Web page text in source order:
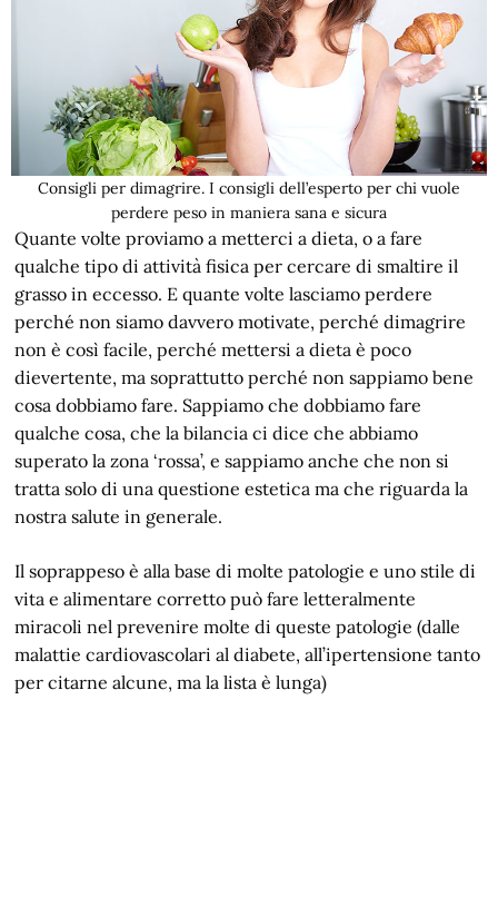
Consigli per dimagrire. I consigli dell’esperto per chi vuole
perdere peso in maniera sana e sicura
Quante volte proviamo a metterci a dieta, o a fare
qualche tipo di attività fisica per cercare di smaltire il
grasso in eccesso. E quante volte lasciamo perdere
perché non siamo davvero motivate, perché dimagrire
non è così facile, perché mettersi a dieta è poco
dievertente, ma soprattutto perché non sappiamo bene
cosa dobbiamo fare. Sappiamo che dobbiamo fare
qualche cosa, che la bilancia ci dice che abbiamo
superato la zona ‘rossa’, e sappiamo anche che non si
tratta solo di una questione estetica ma che riguarda la
nostra salute in generale.
Il soprappeso è alla base di molte patologie e uno stile di
vita e alimentare corretto può fare letteralmente
miracoli nel prevenire molte di queste patologie (dalle
malattie cardiovascolari al diabete, all’ipertensione tanto
per citarne alcune, ma la lista è lunga)